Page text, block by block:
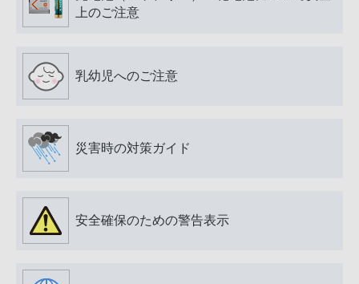
上のご注意
乳幼児へのご注意
災害時の対策ガイド
安全確保のための警告表示